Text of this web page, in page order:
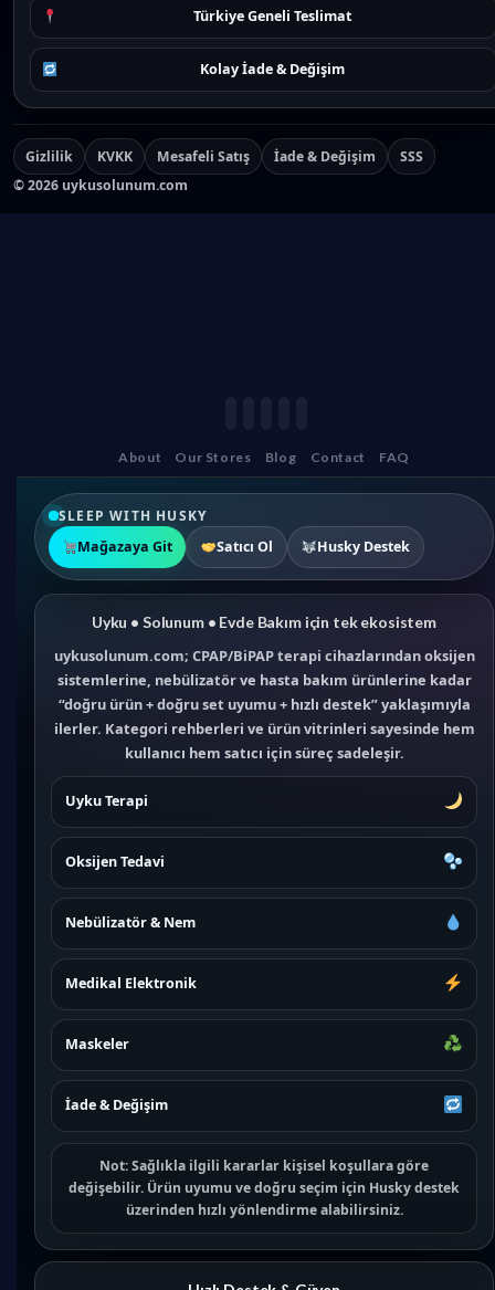
Türkiye Geneli Teslimat
Kolay İade & Değişim
Gizlilik KVKK Mesafeli Satış İade & Değişim
SSS
©2026 uykusolunum.com
About Our Stores Blog Contact FAQ
SLEEP WITH HUSKY
Mağazaya Git
Satıcı Ol Husky Destek
Uyku • Solunum • Evde Bakım için tek ekosistem
uykusolunum.com; CPAP/BiPAP terapi cihazlarından oksijen
sistemlerine, nebülizatör ve hasta bakım ürünlerine kadar
“doğru ürün + doğru set uyumu + hızlı destek” yaklaşımıyla
ilerler. Kategori rehberleri ve ürün vitrinleri sayesinde hem
kullanıcı hem satıcı için süreç sadeleşir.
Uyku Terapi
Oksijen Tedavi
Nebülizatör & Nem
Medikal Elektronik
Maskeler
İade & Değişim
Not:Sağlıkla ilgili kararlar kişisel koşullara göre
değişebilir. Ürün uyumu ve doğru seçim için Husky destek
üzerinden hızlı yönlendirme alabilirsiniz.